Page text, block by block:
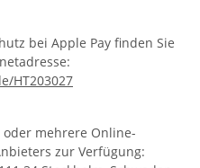
bei Apple Pay finden Sie
/HT203027
mehrere Online-
zur Verfügung: